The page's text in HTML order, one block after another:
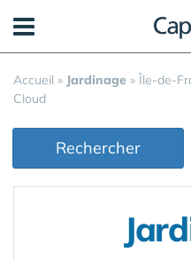
Accueil » Jardinage » Île-de-
Cloud
Rechercher